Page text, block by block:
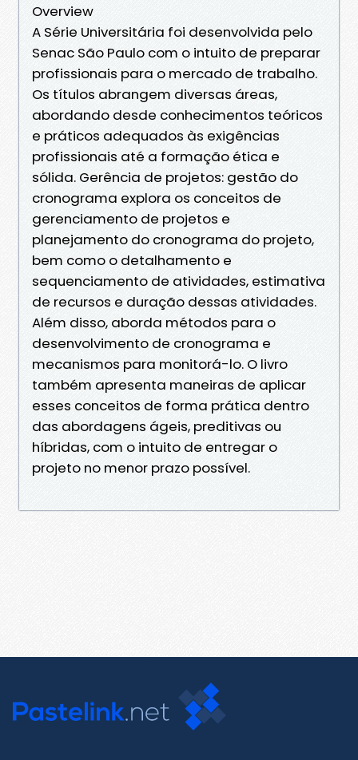
Overview
A Série Universitária foi desenvolvida pelo
Senac São Paulo com o intuito de preparar
profissionais para o mercado de trabalho.
Os títulos abrangem diversas áreas,
abordando desde conhecimentos teóricos
e práticos adequados às exigências
profissionais até a formação ética e
sólida. Gerência de projetos: gestão do
cronograma explora os conceitos de
gerenciamento de projetos e
planejamento do cronograma do projeto,
bem como o detalhamento e
sequenciamento de atividades, estimativa
de recursos e duração dessas atividades.
Além disso, aborda métodos para o
desenvolvimento de cronograma e
mecanismos para monitorá-lo. O livro
também apresenta maneiras de aplicar
esses conceitos de forma prática dentro
das abordagens ágeis, preditivas ou
híbridas, com o intuito de entregar o
projeto no menor prazo possível.